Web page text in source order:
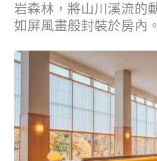
岩森林，將山川溪流的
如屏風畫般封裝於房內。